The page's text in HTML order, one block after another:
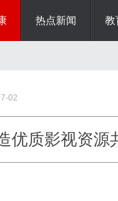
热点新闻 教
02
优质影视资源